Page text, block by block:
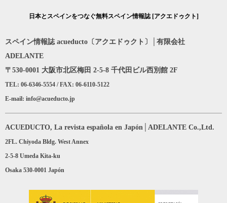
日本とスペインをつなぐ無料スペイン情報誌 [アクエドゥクト]
スペイン情報誌 acueducto〔アクエドゥクト〕│有限会社
ADELANTE
〒530-0001 大阪市北区梅田 2-5-8 千代田ビル西別館 2F
TEL: 06-6346-5554 / FAX: 06-6110-5122
E-mail: info@acueducto.jp
ACUEDUCTO, La revista española en Japón│ADELANTE Co.,Ltd.
2FL. Chiyoda Bldg. West Annex
2-5-8 Umeda Kita-ku
Osaka 530-0001 Japón